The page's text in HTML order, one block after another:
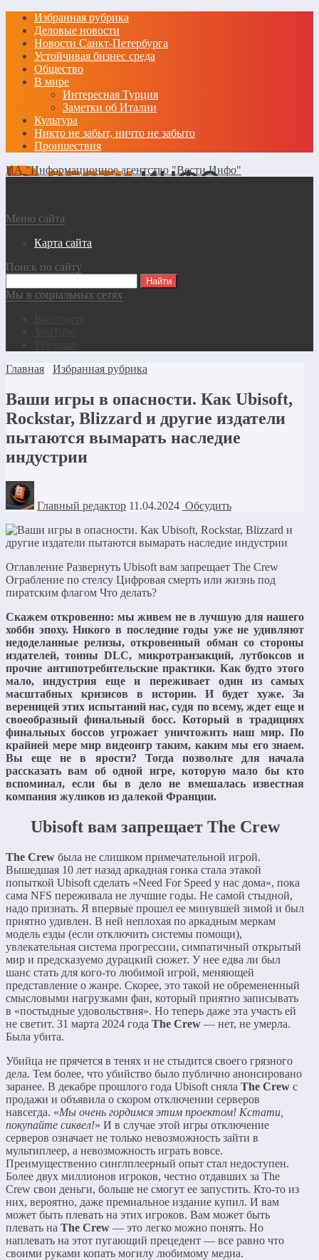
Избранная рубрика
Деловые новости
Новости Санкт-Петербурга
Устойчивая бизнес среда
Общество
В мире
Интересная Турция
Заметки об Италии
Культура
Никто не забыт, ничто не забыто
Проишествия
ИА "Информационное агентство "Вести Инфо"
Меню сайта
Карта сайта
Поиск по сайту
Мы в социальных сетях
Главная
Избранная рубрика
Ваши игры в опасности. Как Ubisoft,
Rockstar, Blizzard и другие издатели
пытаются вымарать наследие
индустрии
Главный редактор 11.04.2024 Обсудить
Оглавление Развернуть Ubisoft вам запрещает The Crew
Ограбление по стелсу Цифровая смерть или жизнь под
пиратским флагом Что делать?
Скажем откровенно: мы живем не в лучшую для нашего
хобби эпоху. Никого в последние годы уже не удивляют
недоделанные релизы, откровенный обман со стороны
издателей, тонны DLC, микротранзакций, лутбоксов и
прочие антипотребительские практики. Как будто этого
мало, индустрия еще и переживает один из самых
масштабных кризисов в истории. И будет хуже. За
вереницей этих испытаний нас, судя по всему, ждет еще и
своеобразный финальный босс. Который в традициях
финальных боссов угрожает уничтожить наш мир. По
крайней мере мир видеоигр таким, каким мы его знаем.
Вы еще не в ярости? Тогда позвольте для начала
рассказать вам об одной игре, которую мало бы кто
вспоминал, если бы в дело не вмешалась известная
компания жуликов из далекой Франции.
Ubisoft вам запрещает The Crew
The Crew была не слишком примечательной игрой.
Вышедшая 10 лет назад аркадная гонка стала этакой
попыткой Ubisoft сделать «Need For Speed у нас дома», пока
сама NFS переживала не лучшие годы. Не самой стыдной,
надо признать. Я впервые прошел ее минувшей зимой и был
приятно удивлен. В ней неплохая по аркадным меркам
модель езды (если отключить системы помощи),
увлекательная система прогрессии, симпатичный открытый
мир и предсказуемо дурацкий сюжет. У нее едва ли был
шанс стать для кого-то любимой игрой, меняющей
представление о жанре. Скорее, это такой не обремененный
смысловыми нагрузками фан, который приятно записывать
в «постыдные удовольствия». Но теперь даже эта участь ей
не светит. 31 марта 2024 года The Crew — нет, не умерла.
Была убита.
Убийца не прячется в тенях и не стыдится своего грязного
дела. Тем более, что убийство было публично анонсировано
заранее. В декабре прошлого года Ubisoft сняла The Crew с
продажи и объявила о скором отключении серверов
навсегда. «Мы очень гордимся этим проектом! Кстати,
покупайте сиквел!» И в случае этой игры отключение
серверов означает не только невозможность зайти в
мультиплеер, а невозможность играть вовсе.
Преимущественно синглплеерный опыт стал недоступен.
Более двух миллионов игроков, честно отдавших за The
Crew свои деньги, больше не смогут ее запустить. Кто-то из
них, вероятно, даже премиальное издание купил. И вам
может быть плевать на этих игроков. Вам может быть
плевать на The Crew — это легко можно понять. Но
наплевать на этот пугающий прецедент — все равно что
своими руками копать могилу любимому медиа.